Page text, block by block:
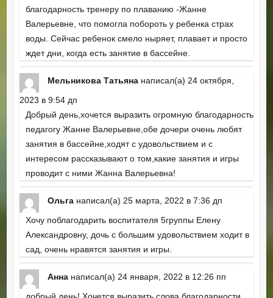
благодарность тренеру по плаванию -Жанне
Валерьевне, что помогла побороть у ребенка страх
воды. Сейчас ребенок смело ныряет, плавает и просто
ждет дни, когда есть занятие в бассейне.
Мельникова Татьяна написал(а) 24 октября,
2023 в 9:54 дп
Добрый день,хочется выразить огромную благодарность
педагогу Жанне Валерьевне,обе дочери очень любят
занятия в бассейне,ходят с удовольствием и с
интересом рассказывают о том,какие занятия и игры
проводит с ними Жанна Валерьевна!
Ольга написал(а) 25 марта, 2022 в 7:36 дп
Хочу поблагодарить воспитателя 5группы Елену
Александровну, дочь с большим удовольствием ходит в
сад, очень нравятся занятия и игры.
Анна написал(а) 24 января, 2022 в 12:26 пп
добрый день! Хочется выразить слова благодарности